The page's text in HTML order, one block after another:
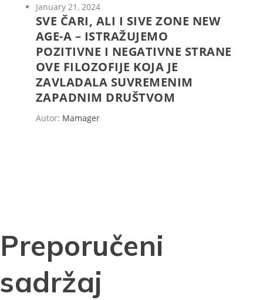
January 21, 2024
SVE ČARI, ALI I SIVE ZONE NEW
AGE-A – ISTRAŽUJEMO
POZITIVNE I NEGATIVNE STRANE
OVE FILOZOFIJE KOJA JE
ZAVLADALA SUVREMENIM
ZAPADNIM DRUŠTVOM
Autor: Mamager
Preporučeni
sadržaj